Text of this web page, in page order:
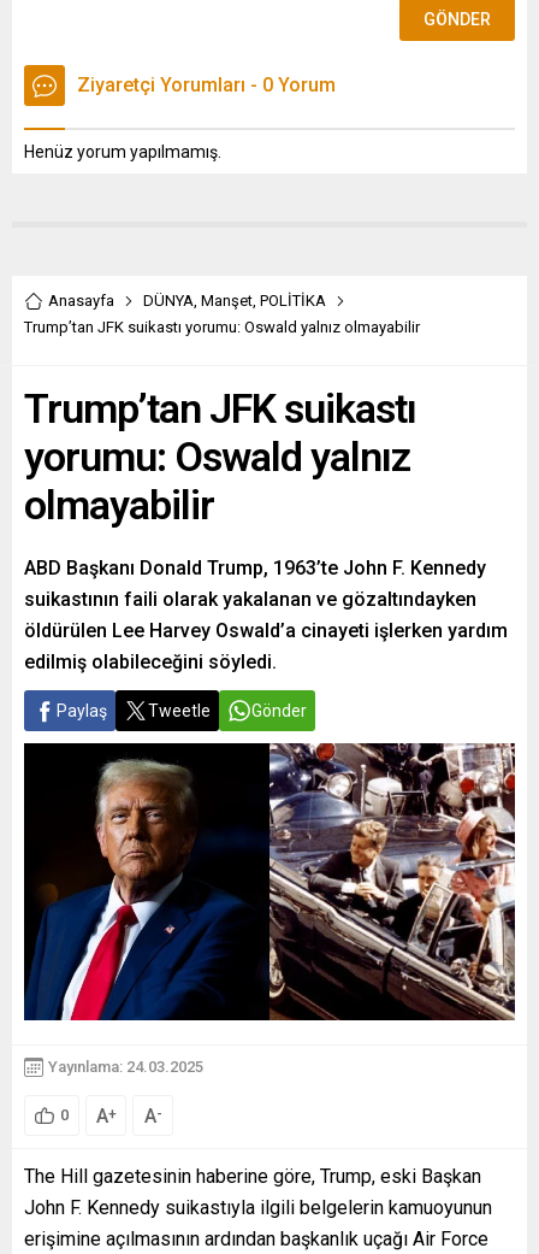
Ziyaretçi Yorumları - 0 Yorum
Henüz yorum yapılmamış.
Anasayfa DÜNYA, Manşet, POLİTİKA
Trump’tan JFK suikastı yorumu: Oswald yalnız olmayabilir
Trump’tan JFK suikastı
yorumu: Oswald yalnız
olmayabilir
ABD Başkanı Donald Trump, 1963’te John F. Kennedy
suikastının faili olarak yakalanan ve gözaltındayken
öldürülen Lee Harvey Oswald’a cinayeti işlerken yardım
edilmiş olabileceğini söyledi.
Paylaş Tweetle Gönder
Yayınlama: 24.03.2025
0 A+ A-
The Hill gazetesinin haberine göre, Trump, eski Başkan
John F. Kennedy suikastıyla ilgili belgelerin kamuoyunun
erişimine açılmasının ardından başkanlık uçağı Air Force